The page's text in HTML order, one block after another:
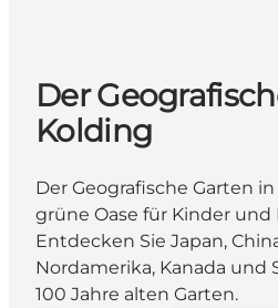
Der
Kolding
Der Geografische Garten
grüne Oase für Kinder und
Entdecken Sie Japan,
Nordamerika, Kanada und
100 Jahre alten Garten.